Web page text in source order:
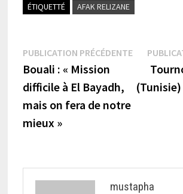
ÉTIQUETTÉ AFAK RELIZANE
Navigation
de
l’article
PUBLICATION PRÉCÉDENTEPublication
Bouali : « Mission
difficile à El Bayadh,
mais on fera de notre
mieux »
mustapha